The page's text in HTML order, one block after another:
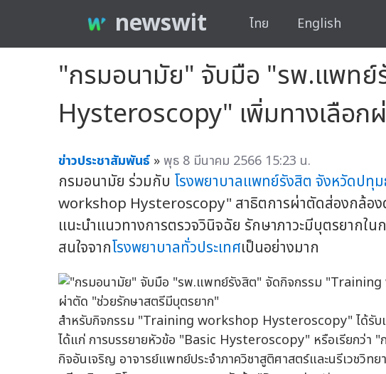
newswit ไทย English
"กรมอนามัย" จับมือ "รพ.แพท
Hysteroscopy" เพิ่มทางเลือ
ข่าวประชาสัมพันธ์ »พุธ 8 มีนาคม 2566 15:23 น.
กรมอนามัย ร่วมกับ โรงพยาบาลแพทย์รังสิต จังหวัดปทุ
workshop Hysteroscopy" สาธิตการผ่าตัดส่องกล้อง
แนะนำแนวทางการตรวจวินิจฉัย รักษาภาวะมีบุตรยากใ
สนใจจากโรงพยาบาลทั่วประเทศเป็นอย่างมาก
สำหรับกิจกรรม "Training workshop Hysteroscopy" ได้รับเ
ได้แก่ การบรรยายหัวข้อ "Basic Hysteroscopy" หรือเรียกว่า
กิจอันเจริญ อาจารย์แพทย์ประจำภาควิชาสูติศาสตร์และนรีเวชวิ